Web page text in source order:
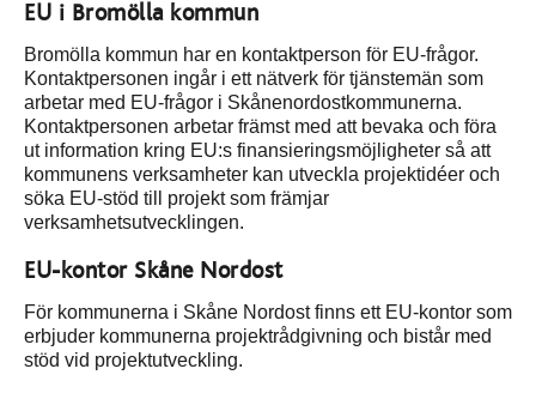
EU i Bromölla kommun
Bromölla kommun har en kontaktperson för EU-frågor.
Kontaktpersonen ingår i ett nätverk för tjänstemän som
arbetar med EU-frågor i Skånenordostkommunerna.
Kontaktpersonen arbetar främst med att bevaka och föra
ut information kring EU:s finansieringsmöjligheter så att
kommunens verksamheter kan utveckla projektidéer och
söka EU-stöd till projekt som främjar
verksamhetsutvecklingen.
EU-kontor Skåne Nordost
För kommunerna i Skåne Nordost finns ett EU-kontor som
erbjuder kommunerna projektrådgivning och bistår med
stöd vid projektutveckling.